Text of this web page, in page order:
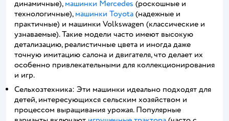
динамичные), машинки Mercedes (роскошные и
технологичные), машинки Toyota (надежные и
практичные) и машинки Volkswagen (классические и
узнаваемые). Такие модели часто имеют высокую
детализацию, реалистичные цвета и иногда даже
точную имитацию салона и двигателя, что делает их
особенно привлекательными для коллекционирования
и игр.
Сельхозтехника: Эти машинки идеально подходят для
детей, интересующихся сельским хозяйством и
процессом выращивания урожая. Популярные